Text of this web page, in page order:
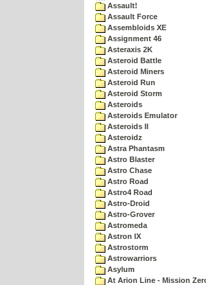
Assault!
Assault Force
Assembloids XE
Assignment 46
Asteraxis 2K
Asteroid Battle
Asteroid Miners
Asteroid Run
Asteroid Storm
Asteroids
Asteroids Emulator
Asteroids II
Asteroidz
Astra Phantasm
Astro Blaster
Astro Chase
Astro Road
Astro4 Road
Astro-Droid
Astro-Grover
Astromeda
Astron IX
Astrostorm
Astrowarriors
Asylum
At Arion Line - Mission